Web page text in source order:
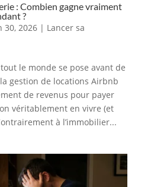
: Combien gagne vraiment
?
30, 2026| Lancer sa
le monde se pose avant de
gestion de locations Airbnb
de revenus pour payer
véritablement en vivre (et
à l’immobilier...